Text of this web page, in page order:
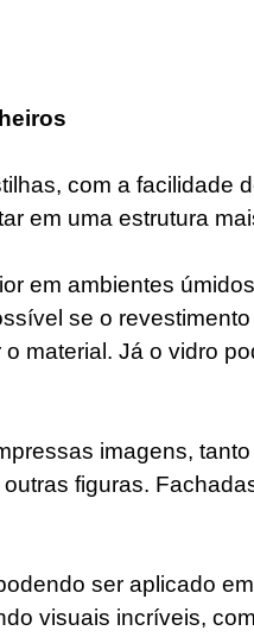
com a facilidade
em uma estrutura
em ambientes
se o
material. Já o vidro
imagens,
figuras.
ser aplicado
visuais incríveis,